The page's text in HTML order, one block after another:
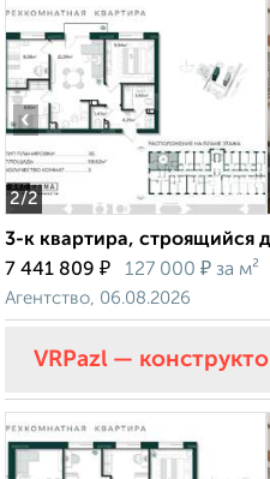
2/2
‹
3-к квартира, строящийся
7 441 809 ₽ 127 000 ₽ за м²
Агентство, 06.08.2026
VRPazl —